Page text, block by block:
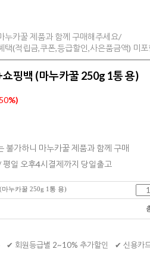
누카꿀 제품과 함께 구매해주세요/
택(적립금,쿠폰,등급할인,사은품금액) 미포
핑백 (마누카꿀 250g 1통 용)
50%)
불가하니 마누카꿀 제품과 함께 구매
평일 오후4시결제까지 당일출고
누카꿀 250g 1통 용)
✔ 회원등급별 2~10% 추가할인 ✔ 신용카